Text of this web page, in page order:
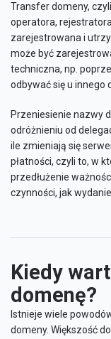
Transfer domeny,
operatora,
zarejestrowana i
może być
techniczna, np.
odbywać się u innego
Przeniesienie nazwy
odróżnieniu od
ile zmieniają się
płatności, czyli to, w
przedłużenie
czynności, jak
Kiedy
domenę?
Istnieje wiele
domeny. Większość